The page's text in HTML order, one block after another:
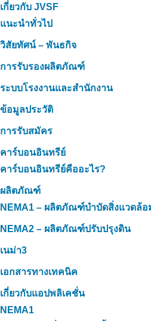
เกี่ยวกับ JVSF
แนะนำทั่วไป
วิสัยทัศน์ – พันธกิจ
การรับรองผลิตภัณฑ์
ระบบโรงงานและสำนักงาน
ข้อมูลประวัติ
การรับสมัคร
คาร์บอนอินทรีย์
คาร์บอนอินทรีย์คืออะไร?
ผลิตภัณฑ์
NEMA1 – ผลิตภัณฑ์บำบัดสิ่งแวดล้อ
NEMA2 – ผลิตภัณฑ์ปรับปรุงดิน
เนม่า3
เอกสารทางเทคนิค
เกี่ยวกับแอปพลิเคชั่น
NEMA1